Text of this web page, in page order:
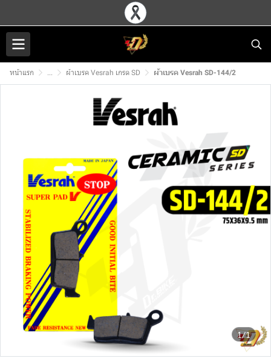
หน้าแรก ... ผ้าเบรค Vesrah เกรด SD ผ้าเบรค Vesrah SD-144/2
1/1